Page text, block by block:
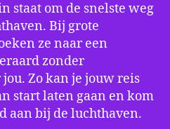
staat om de snelste weg
Bij grote
ze naar een
zonder
Zo kan je jouw reis
start laten gaan en kom
aan bij de luchthaven.